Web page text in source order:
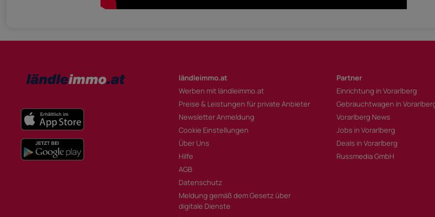
ländleimmo.at
Werben mit ländleimmo.at
Preise & Leistungen für private Anbieter
Newsletter Anmeldung
Cookie Einstellungen
Über Uns
Hilfe
AGB
Datenschutz
Meldung gemäß dem Gesetz über
digitale Dienste
Partner
Einrichtung in Vorarlberg
Gebrauchtwagen in
Vorarlberg News
Jobs in Vorarlberg
Deals in Vorarlberg
Russmedia GmbH